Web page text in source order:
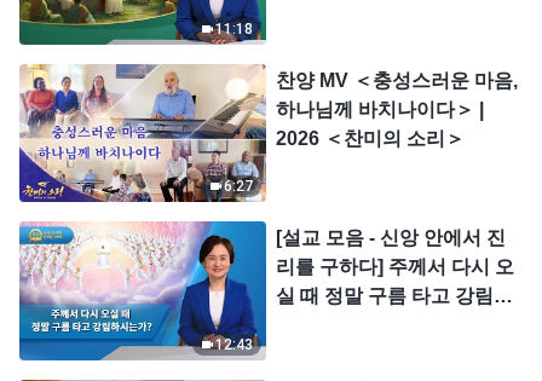
11:18
6:27
찬양 MV ＜충성스러운 마음,
하나님께 바치나이다＞ |
2026 ＜찬미의 소리＞
12:43
[설교 모음 - 신앙 안에서 진
리를 구하다] 주께서 다시 오
실 때 정말 구름 타고 강림하